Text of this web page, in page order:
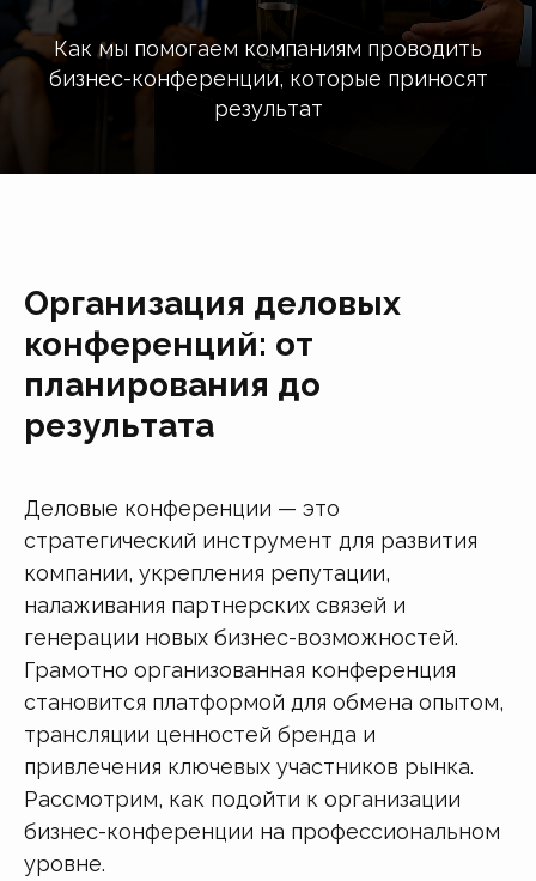
Как мы помогаем компаниям проводить
бизнес-конференции, которые приносят
результат
Организация деловых
конференций: от
планирования до
результата
Деловые конференции — это
стратегический инструмент для развития
компании, укрепления репутации,
налаживания партнерских связей и
генерации новых бизнес-возможностей.
Грамотно организованная конференция
становится платформой для обмена опытом,
трансляции ценностей бренда и
привлечения ключевых участников рынка.
Рассмотрим, как подойти к организации
бизнес-конференции на профессиональном
уровне.